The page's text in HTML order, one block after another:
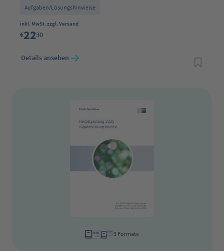
Aufgaben/Lösungshinweise
Regulärer Preis:
inkl. MwSt. zzgl. Versand
€2230
Details ansehen
3 Formate